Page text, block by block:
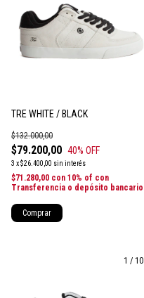
TRE WHITE / BLACK
$79.200,00
$132.000,00
40% OFF
3 x$26.400,00 sin interés
$71.280,00 con 10% of con
Transferencia o depósito bancario
Comprar
1 / 10